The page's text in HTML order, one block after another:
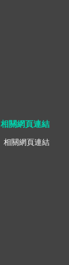
相關網頁連結
相關網頁連結